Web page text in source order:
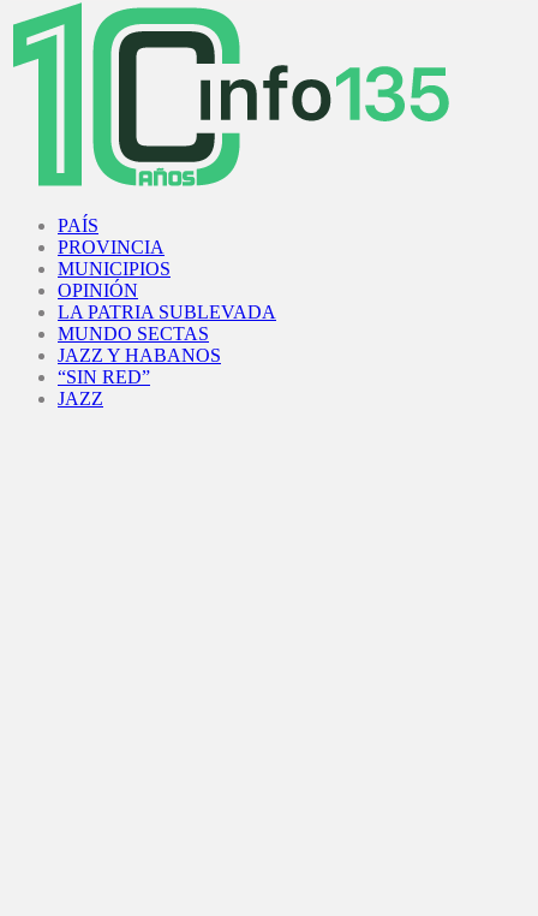
PAÍS
PROVINCIA
MUNICIPIOS
OPINIÓN
LA PATRIA SUBLEVADA
MUNDO SECTAS
JAZZ Y HABANOS
“SIN RED”
JAZZ